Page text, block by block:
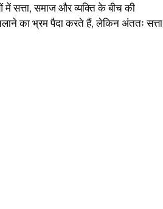
सत्ता, समाज और व्यक्ति के बीच की
का भ्रम पैदा करते हैं, लेकिन अंततः सत्ता